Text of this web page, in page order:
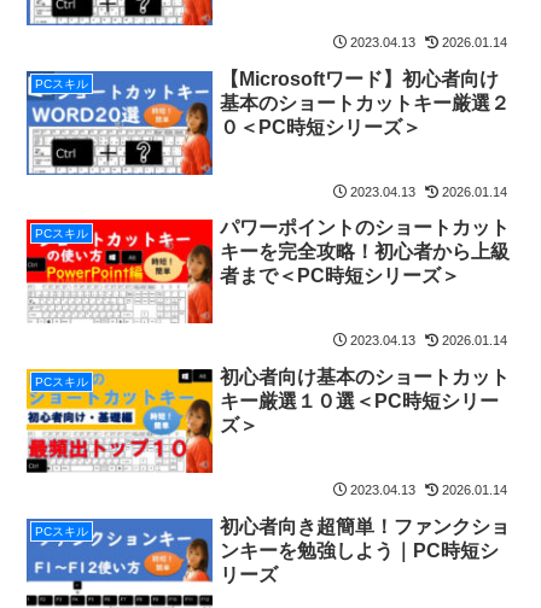
2023.04.13 2026.01.14
PCスキル
【Microsoftワード】初心者向け
基本のショートカットキー厳選２
０＜PC時短シリーズ＞
2023.04.13 2026.01.14
PCスキル
パワーポイントのショートカット
キーを完全攻略！初心者から上級
者まで＜PC時短シリーズ＞
2023.04.13 2026.01.14
PCスキル
初心者向け基本のショートカット
キー厳選１０選＜PC時短シリー
ズ＞
2023.04.13 2026.01.14
PCスキル
初心者向き超簡単！ファンクショ
ンキーを勉強しよう｜PC時短シ
リーズ